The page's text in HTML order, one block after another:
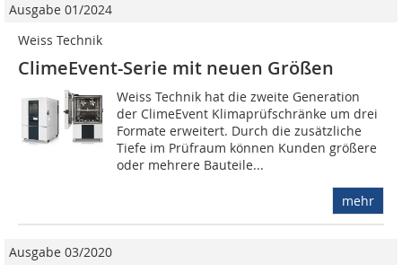
Ausgabe 01/2024
Weiss Technik
ClimeEvent-Serie mit neuen Größen
Weiss Technik hat die zweite Generation
der ClimeEvent Klimaprüfschränke um drei
Formate erweitert. Durch die zusätzliche
Tiefe im Prüfraum können Kunden größere
oder mehrere Bauteile...
mehr
Ausgabe 03/2020